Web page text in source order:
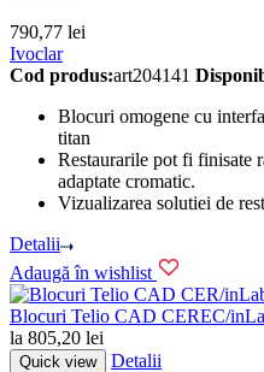
790,77 lei
Ivoclar
Cod produs:art204141
Blocuri omogene cu
titan
Restaurarile pot fi finisate
adaptate cromatic.
Vizualizarea solutiei de
Detalii
Adaugă în wishlist
Blocuri Telio CAD CEREC/
la 805,20 lei
Quick view Detalii